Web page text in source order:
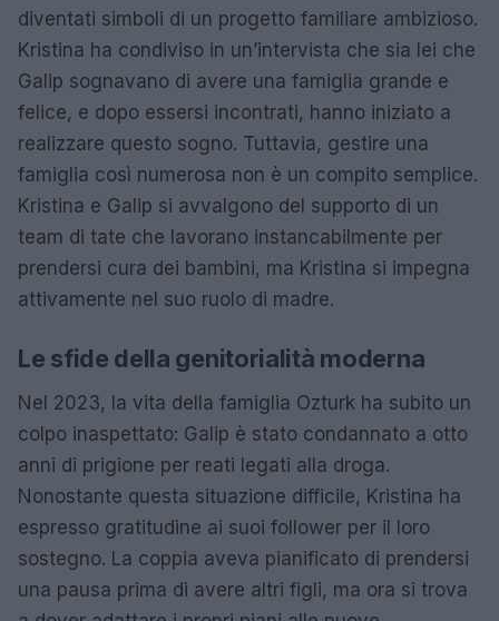
diventati simboli di un progetto familiare ambizioso.
Kristina ha condiviso in un’intervista che sia lei che
Galip sognavano di avere una famiglia grande e
felice, e dopo essersi incontrati, hanno iniziato a
realizzare questo sogno. Tuttavia, gestire una
famiglia così numerosa non è un compito semplice.
Kristina e Galip si avvalgono del supporto di un
team di tate che lavorano instancabilmente per
prendersi cura dei bambini, ma Kristina si impegna
attivamente nel suo ruolo di madre.
Le sfide della genitorialità moderna
Nel 2023, la vita della famiglia Ozturk ha subito un
colpo inaspettato: Galip è stato condannato a otto
anni di prigione per reati legati alla droga.
Nonostante questa situazione difficile, Kristina ha
espresso gratitudine ai suoi follower per il loro
sostegno. La coppia aveva pianificato di prendersi
una pausa prima di avere altri figli, ma ora si trova